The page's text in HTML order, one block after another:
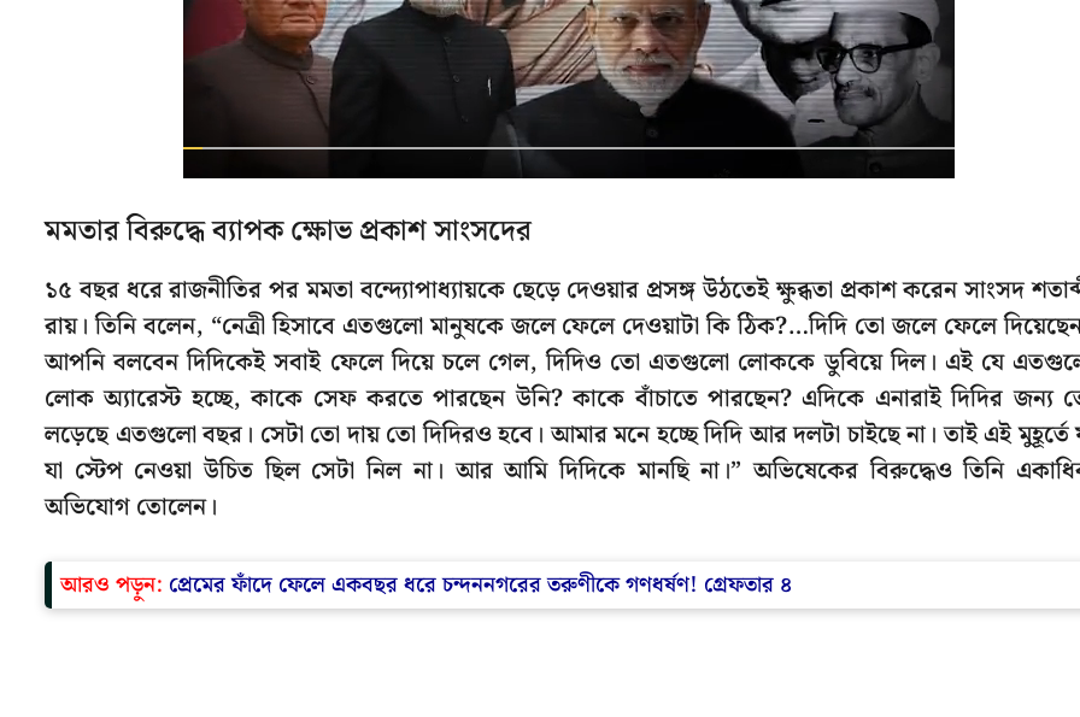
মমতার বিরুদ্ধে ব্যাপক ক্ষোভ প্রকাশ সাংসদের
১৫ বছর ধরে রাজনীতির পর মমতা বন্দ্যোপাধ্যায়কে ছেড়ে দেওয়ার প্রসঙ্গ উঠতেই ক্ষুব্ধতা প্রকাশ করেন সাংসদ
রায়। তিনি বলেন, “নেত্রী হিসাবে এতগুলো মানুষকে জলে ফেলে দেওয়াটা কি ঠিক?…দিদি তো জলে ফেলে
আপনি বলবেন দিদিকেই সবাই ফেলে দিয়ে চলে গেল, দিদিও তো এতগুলো লোককে ডুবিয়ে দিল। এই যে
লোক অ্যারেস্ট হচ্ছে, কাকে সেফ করতে পারছেন উনি? কাকে বাঁচাতে পারছেন? এদিকে এনারাই দিদির জন্য
লড়েছে এতগুলো বছর। সেটা তো দায় তো দিদিরও হবে। আমার মনে হচ্ছে দিদি আর দলটা চাইছে না। তাই এই মুহূর্তে
যা স্টেপ নেওয়া উচিত ছিল সেটা নিল না। আর আমি দিদিকে মানছি না।” অভিষেকের বিরুদ্ধেও তিনি
অভিযোগ তোলেন।
আরও পড়ুন: প্রেমের ফাঁদে ফেলে একবছর ধরে চন্দননগরের তরুণীকে গণধর্ষণ! গ্রেফতার ৪